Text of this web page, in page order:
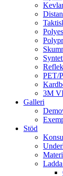
PET/
3M
Galleri
Stöd